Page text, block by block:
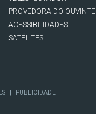
PROVEDORA DO OUVINTE
ACESSIBILIDADES
SATÉLITES
| PUBLICIDADE